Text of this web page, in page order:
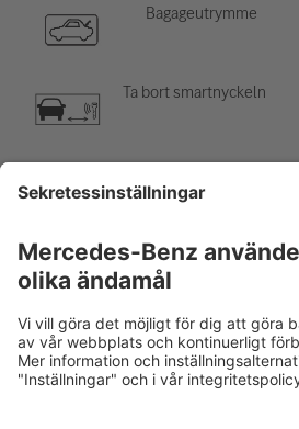
Bagageutrymme
Ta bort smartnyckeln
Varning, låg temperatur